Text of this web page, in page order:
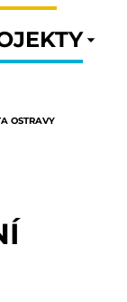
OSTRAVY